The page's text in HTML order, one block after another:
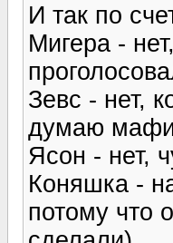
И так по
Мигера -
Зевс - нет,
думаю
Ясон - нет,
Коняшка -
потому что